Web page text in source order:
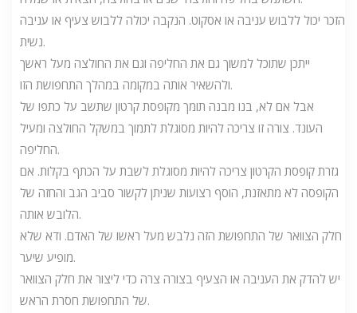
הזכר יכול ללבוש עניבה או אסקוט. הנקבה יכולה ללבוש צעיף או עניבה
נשית.
ייתכן שתוכל למשוך גם את החליפה וגם את החולצה מעל ראשך
ולהשאיר אותה במקומה במהלך התחפושת הזו.
אבל אם לא, בנו מבנה תומך מקופסת קרטון שתשב על כתפו של
העונד. צורה זו צריכה להיות מסוגלת לתמוך במשקל החולצה ומעיל
החליפה.
גזרת קופסת הקרטון צריכה להיות מסוגלת לשבת על הכתף בקלות. אם
הקופסה לא מתאזנת, הוסף רצועות שניתן לקשור סביב הגב והחזה של
הלובש אותה.
חלק הצוואר של התחפושת הזה נלבש מעל ראשו של האדם. ודא שלא
מופיע שיער.
יש להדק את העניבה או הצעיף בצורה צרה כדי ליצור את חלק הצוואר
של התחפושת חסרת הראש.